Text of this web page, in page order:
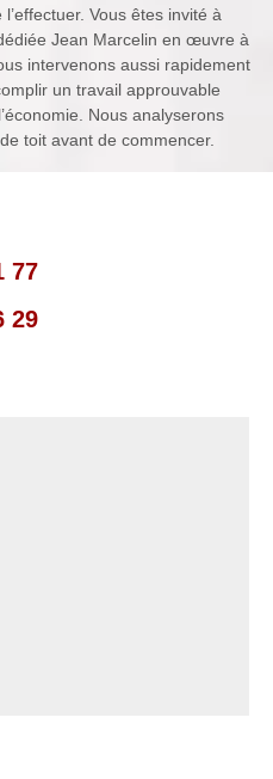
Vous êtes invité à
Jean Marcelin en œuvre à
intervenons aussi rapidement
un travail approuvable
Nous analyserons
toit avant de commencer.
77
29